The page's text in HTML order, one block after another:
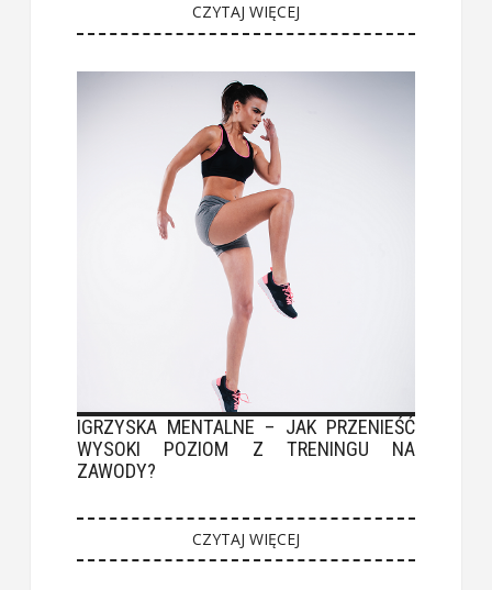
CZYTAJ WIĘCEJ
IGRZYSKA MENTALNE – JAK PRZENIEŚĆ
WYSOKI POZIOM Z TRENINGU NA
ZAWODY?
CZYTAJ WIĘCEJ